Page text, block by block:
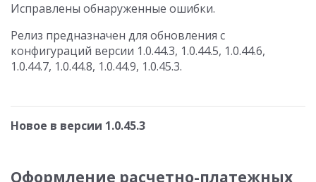
Исправлены обнаруженные ошибки.
Релиз предназначен для обновления с
конфигураций версии 1.0.44.3, 1.0.44.5, 1.0.44.6,
1.0.44.7, 1.0.44.8, 1.0.44.9, 1.0.45.3.
Новое в версии 1.0.45.3
Оформление расчетно-платежных